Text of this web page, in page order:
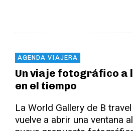
AGENDA VIAJERA
Un viaje fotográfico a
en el tiempo
La World Gallery de B
vuelve a abrir una ventana